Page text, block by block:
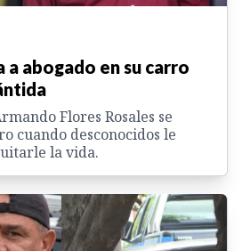
a abogado en su carro
Flores Rosales se
cuando desconocidos le
la vida.